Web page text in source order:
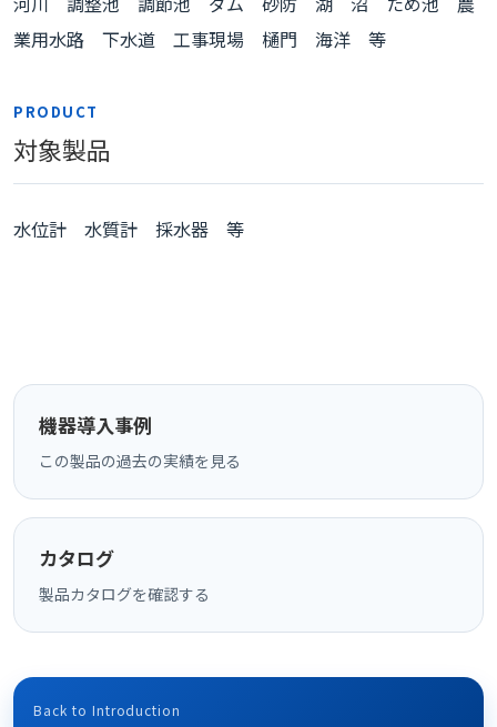
業用水路 下水道 工事現場 樋門 海洋 等
PRODUCT
対象製品
水位計 水質計 採水器 等
機器導入事例
この製品の過去の実績を見る
カタログ
製品カタログを確認する
Back to Introduction